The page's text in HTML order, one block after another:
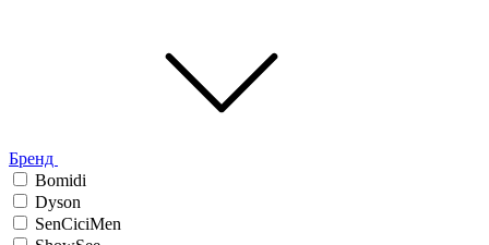
Бренд
Bomidi
Dyson
SenCiciMen